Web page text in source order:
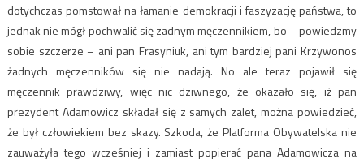
dotychczas pomstował na łamanie demokracji i faszyzację państwa, to
jednak nie mógł pochwalić się zadnym męczennikiem, bo – powiedzmy
sobie szczerze – ani pan Frasyniuk, ani tym bardziej pani Krzywonos
żadnych męczenników się nie nadają. No ale teraz pojawił się
męczennik prawdziwy, więc nic dziwnego, że okazało się, iż pan
prezydent Adamowicz składał się z samych zalet, można powiedzieć,
że był człowiekiem bez skazy. Szkoda, że Platforma Obywatelska nie
zauważyła tego wcześniej i zamiast popierać pana Adamowicza na